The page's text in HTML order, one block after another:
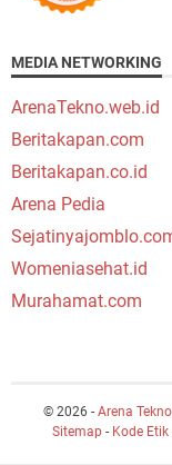
MEDIA NETWORKING
ArenaTekno.web.id
Beritakapan.com
Beritakapan.co.id
Arena Pedia
Womeniasehat.id
Murahamat.com
© 2026 - Arena Tekno
Sitemap - Kode Etik